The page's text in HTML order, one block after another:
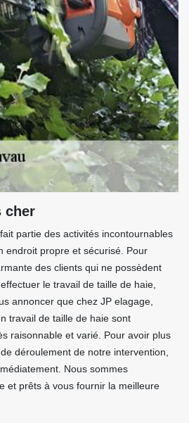
cher
partie des activités incontournables
endroit propre et sécurisé. Pour
des clients qui ne possèdent
le travail de taille de haie,
annoncer que chez JP elagage,
travail de taille de haie sont
raisonnable et varié. Pour avoir plus
déroulement de notre intervention,
Nous sommes
et prêts à vous fournir la meilleure